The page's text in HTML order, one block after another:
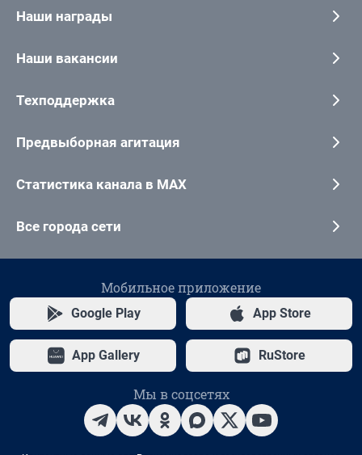
Наши награды
Наши вакансии
Техподдержка
Предвыборная агитация
Статистика канала в MAX
Все города сети
Мобильное приложение
Google Play App Store
App Gallery RuStore
Мы в соцсетях